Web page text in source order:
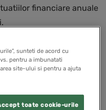
financiare anuale
situatiile financiare
sunt insotite de
de audit sau raportul
raportul privind platile
contabile
sunteti de acord cu
pentru a imbunatati
site-ului si pentru a ajuta
toate cookie-urile